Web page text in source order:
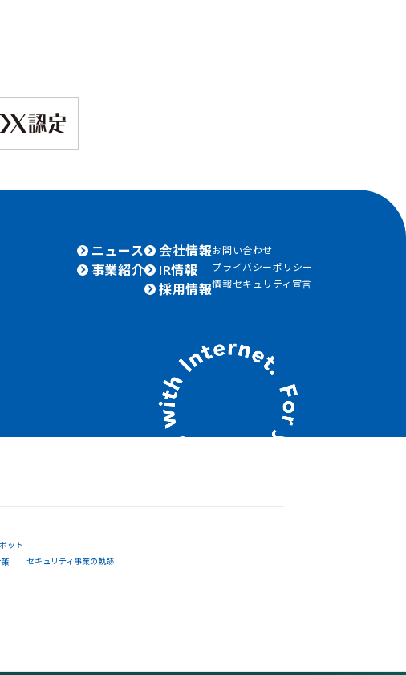
ニュース
事業紹介
会社情報
IR情報
採用情報
お問い合わせ
プライバシーポリシー
情報セキュリティ宣言
ット
セキュリティ事業の軌跡